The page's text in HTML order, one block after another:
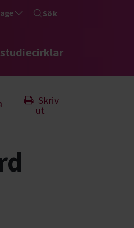
Sök
studiecirklar
Skriv
ut